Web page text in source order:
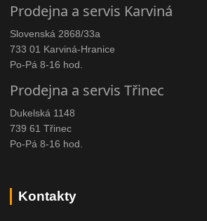
Prodejna a servis Karviná
Slovenská 2868/33a
733 01 Karviná-Hranice
Po-Pá 8-16 hod.
Prodejna a servis Třinec
Dukelská 1148
739 61 Třinec
Po-Pá 8-16 hod.
Kontakty